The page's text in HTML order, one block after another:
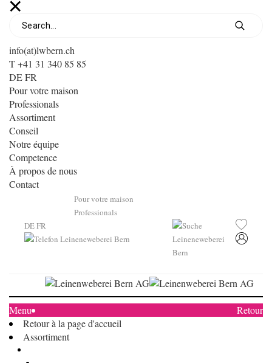
info(at)lwbern.ch
T +41 31 340 85 85
DEFR
Pour votre maison
Professionals
Assortiment
Conseil
Notre équipe
Competence
À propos de nous
Contact
Pour votre maison
Professionals
DEFR
Menu
Retour
Retour à la page d'accueil
Assortiment